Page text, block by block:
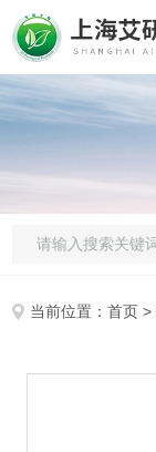
当前位置：首页 >